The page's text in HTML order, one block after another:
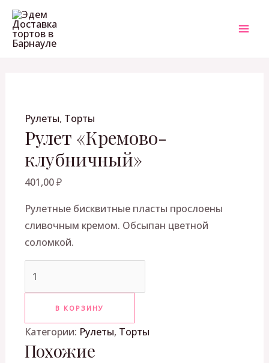
Перейти
содержимому
Рулеты, Торты
Рулет «Кремово-
клубничный»
401,00₽
Рулетные бисквитные пласты прослоены
сливочным кремом. Обсыпан цветной
соломкой.
Количество
товара
Рулет
В КОРЗИНУ
Категории: Рулеты, Торты
Похожие